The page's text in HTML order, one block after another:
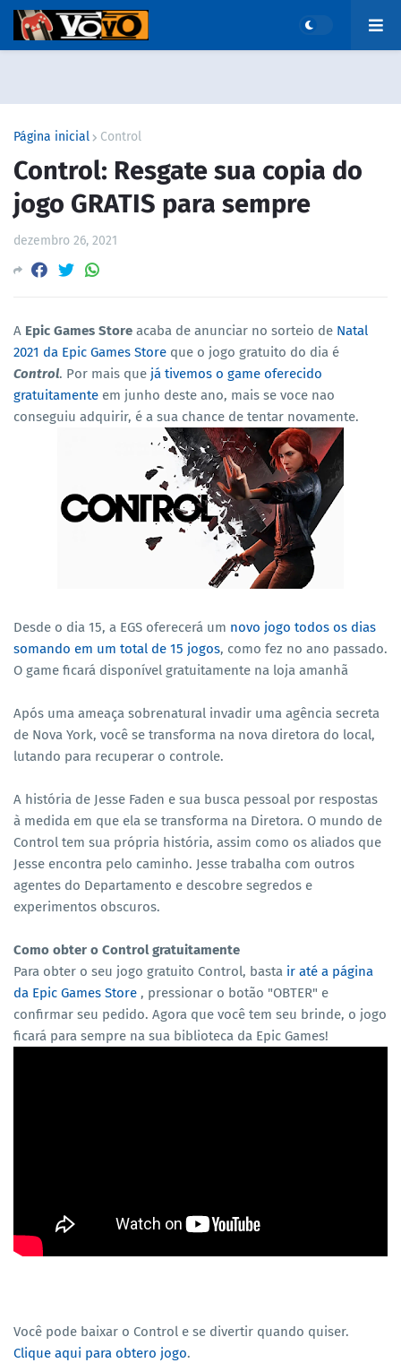
Página inicial Control
Control: Resgate sua copia do
jogo GRATIS para sempre
dezembro 26, 2021
A Epic Games Store acaba de anunciar no sorteio de Natal
2021 da Epic Games Store que o jogo gratuito do dia é
Control. Por mais que já tivemos o game oferecido
gratuitamente em junho deste ano, mais se voce nao
conseguiu adquirir, é a sua chance de tentar novamente.
Desde o dia 15, a EGS oferecerá um novo jogo todos os dias
somando em um total de 15 jogos, como fez no ano passado.
O game ficará disponível gratuitamente na loja amanhã
Após uma ameaça sobrenatural invadir uma agência secreta
de Nova York, você se transforma na nova diretora do local,
lutando para recuperar o controle.
A história de Jesse Faden e sua busca pessoal por respostas
à medida em que ela se transforma na Diretora. O mundo de
Control tem sua própria história, assim como os aliados que
Jesse encontra pelo caminho. Jesse trabalha com outros
agentes do Departamento e descobre segredos e
experimentos obscuros.
Como obter o Control gratuitamente
Para obter o seu jogo gratuito Control, basta ir até a página
da Epic Games Store , pressionar o botão "OBTER" e
confirmar seu pedido. Agora que você tem seu brinde, o jogo
ficará para sempre na sua biblioteca da Epic Games!
Você pode baixar o Control e se divertir quando quiser.
Clique aqui para obtero jogo.